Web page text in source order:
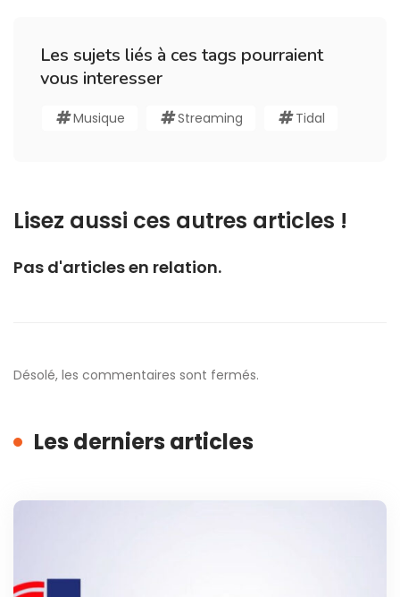
Les sujets liés à ces tags pourraient
vous interesser
Musique Streaming Tidal
Lisez aussi ces autres articles !
Pas d'articles en relation.
Désolé, les commentaires sont fermés.
Les derniers articles